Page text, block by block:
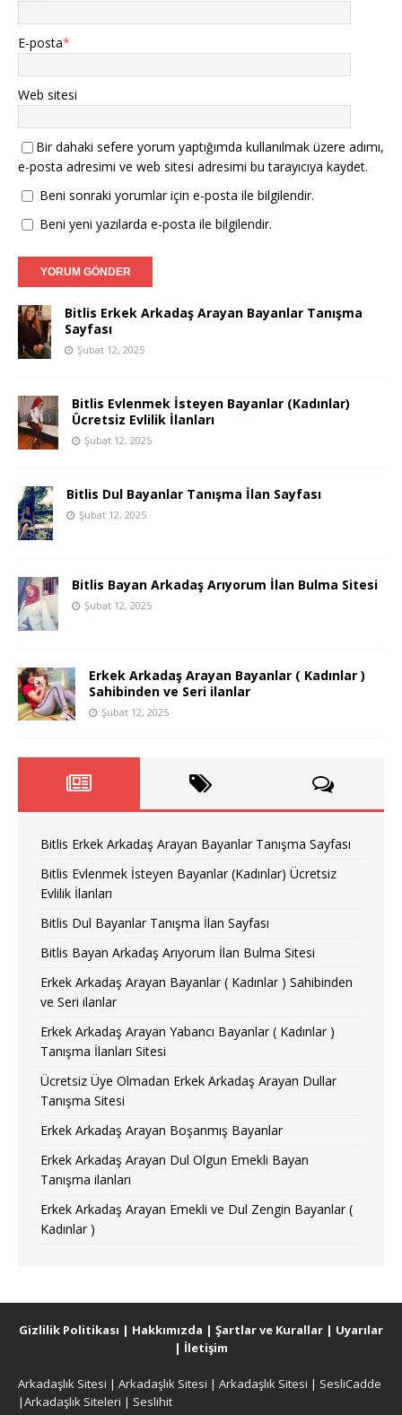
E-posta*
Web sitesi
Bir dahaki sefere yorum yaptığımda kullanılmak üzere adımı,
e-posta adresimi ve web sitesi adresimi bu tarayıcıya kaydet.
Beni sonraki yorumlar için e-posta ile bilgilendir.
Beni yeni yazılarda e-posta ile bilgilendir.
Bitlis Erkek Arkadaş Arayan Bayanlar Tanışma
Sayfası
Şubat 12, 2025
Bitlis Evlenmek İsteyen Bayanlar (Kadınlar)
Ücretsiz Evlilik İlanları
Şubat 12, 2025
Bitlis Dul Bayanlar Tanışma İlan Sayfası
Şubat 12, 2025
Bitlis Bayan Arkadaş Arıyorum İlan Bulma Sitesi
Şubat 12, 2025
Erkek Arkadaş Arayan Bayanlar ( Kadınlar )
Sahibinden ve Seri ilanlar
Şubat 12, 2025
Bitlis Erkek Arkadaş Arayan Bayanlar Tanışma Sayfası
Bitlis Evlenmek İsteyen Bayanlar (Kadınlar) Ücretsiz
Evlilik İlanları
Bitlis Dul Bayanlar Tanışma İlan Sayfası
Bitlis Bayan Arkadaş Arıyorum İlan Bulma Sitesi
Erkek Arkadaş Arayan Bayanlar ( Kadınlar ) Sahibinden
ve Seri ilanlar
Erkek Arkadaş Arayan Yabancı Bayanlar ( Kadınlar )
Tanışma İlanları Sitesi
Ücretsiz Üye Olmadan Erkek Arkadaş Arayan Dullar
Tanışma Sitesi
Erkek Arkadaş Arayan Boşanmış Bayanlar
Erkek Arkadaş Arayan Dul Olgun Emekli Bayan
Tanışma ilanları
Erkek Arkadaş Arayan Emekli ve Dul Zengin Bayanlar (
Kadınlar )
Gizlilik Politikası | Hakkımızda | Şartlar ve Kurallar | Uyarılar
| İletişim
Arkadaşlık Sitesi | Arkadaşlık Sitesi | Arkadaşlık Sitesi | SesliCadde
|Arkadaşlık Siteleri | Seslihit